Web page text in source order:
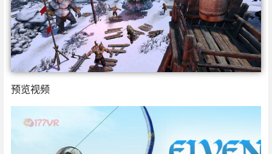
预览视频